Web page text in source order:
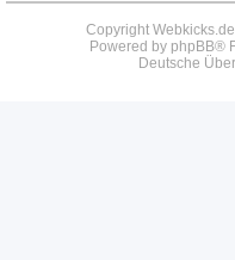
Copyright Webkicks.de
Powered by phpBB®
Deutsche